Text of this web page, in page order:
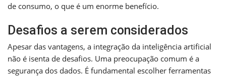
de consumo, o que é um enorme benefício.
Desafios a serem considerados
Apesar das vantagens, a integração da inteligência artificial
não é isenta de desafios. Uma preocupação comum é a
segurança dos dados. É fundamental escolher ferramentas